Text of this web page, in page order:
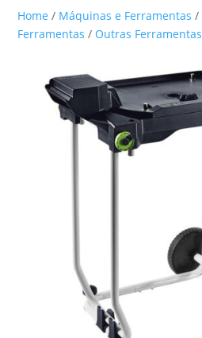
Home / Máquinas e Ferramentas /
Ferramentas / Outras Ferramentas